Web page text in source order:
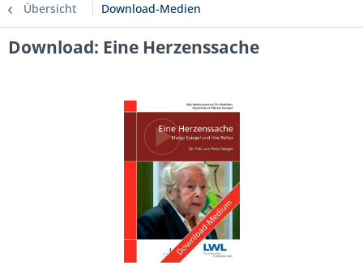
Übersicht Download-Medien
Download: Eine Herzenssache